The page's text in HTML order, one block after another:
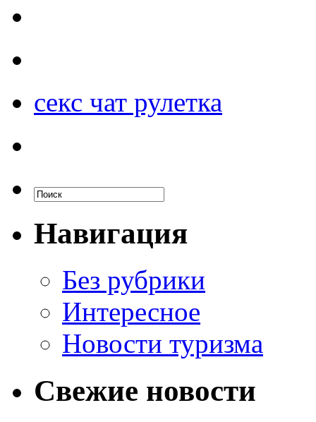
секс чат рулетка
Навигация
Без рубрики
Интересное
Новости туризма
Свежие новости